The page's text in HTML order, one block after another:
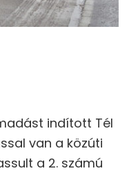
indított Tél
van a közúti
a 2. számú